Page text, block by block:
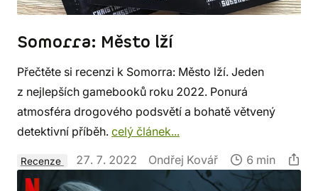
Somorra: Město lží
Přečtěte si recenzi k Somorra: Město lží. Jeden
z nejlepších gamebooků roku 2022. Ponurá
atmosféra drogového podsvětí a bohatě větvený
detektivní příběh. celý článek...
Recenze 27. 7. 2022 Ondřej Kovář 6 min